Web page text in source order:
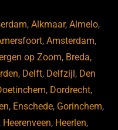
,Alkmaar,Almelo,
,Amsterdam,
op Zoom, Breda,
, Delft, Delfzijl , Den
, Dordrecht,
, Enschede, Gorinchem,
, Heerenveen, Heerlen,